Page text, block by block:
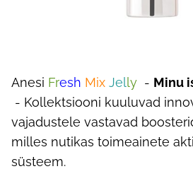
Anesi Fresh Mix Jelly - Minu
- Kollektsiooni kuuluvad
vajadustele vastavad
milles nutikas toimeainete
süsteem.